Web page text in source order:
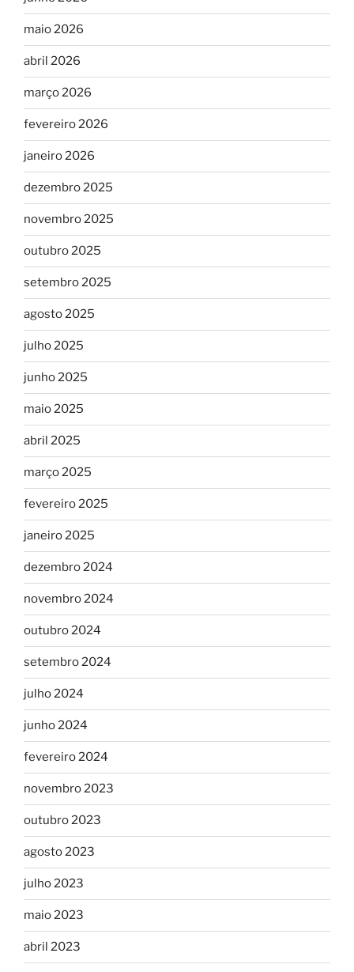
maio 2026
abril 2026
março 2026
fevereiro 2026
janeiro 2026
dezembro 2025
novembro 2025
outubro 2025
setembro 2025
agosto 2025
julho 2025
junho 2025
maio 2025
abril 2025
março 2025
fevereiro 2025
janeiro 2025
dezembro 2024
novembro 2024
outubro 2024
setembro 2024
julho 2024
junho 2024
fevereiro 2024
novembro 2023
outubro 2023
agosto 2023
julho 2023
maio 2023
abril 2023